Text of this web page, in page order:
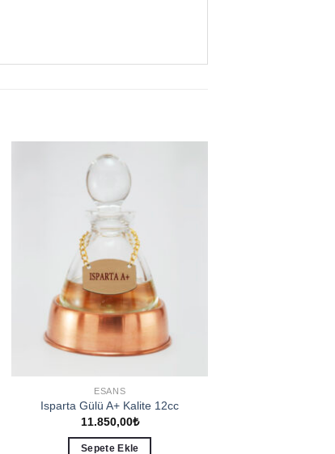
ESANS
Isparta Gülü A+ Kalite 12cc
11.850,00₺
Sepete Ekle